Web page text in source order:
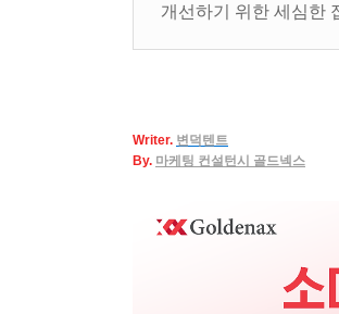
개선하기 위한 세심한
Writer. 변덕텐트
By. 마케팅 컨설턴시 골드넥스